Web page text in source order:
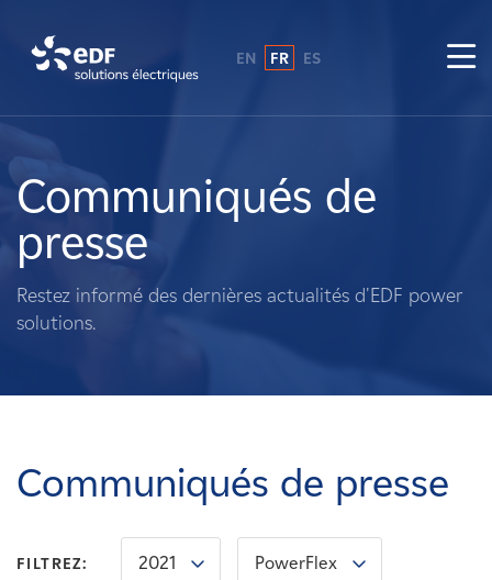
A propos de nous
Ce que nous faisons
Propriétaires fonciers
Carrières
Nouvelles
EN FR ES
Communiqués de
presse
Restez informé des dernières actualités d'EDF power
solutions.
Communiqués de presse
FILTREZ: 2021 PowerFlex